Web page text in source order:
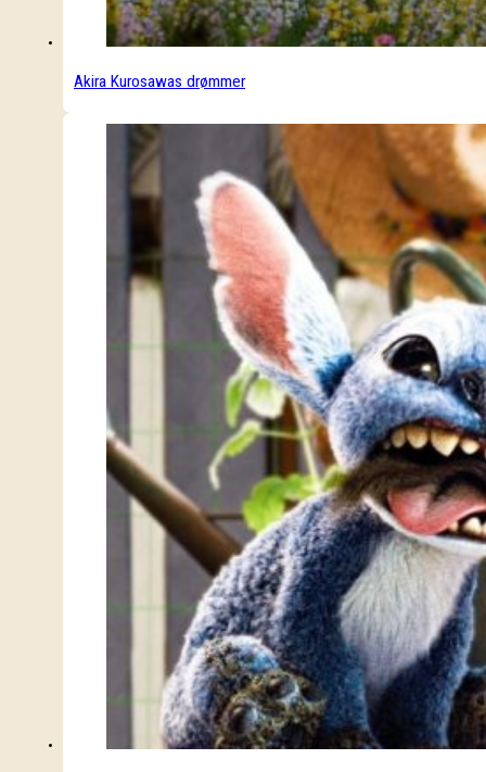
Akira Kurosawas drømmer